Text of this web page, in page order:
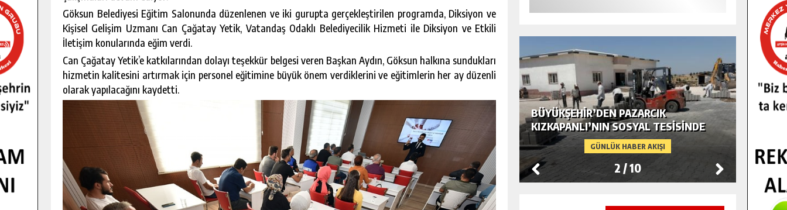
Göksun Belediyesi Eğitim Salonunda düzenlenen ve iki gurupta gerçekleştirilen programda, Diksiyon ve
Kişisel Gelişim Uzmanı Can Çağatay Yetik, Vatandaş Odaklı Belediyecilik Hizmeti ile Diksiyon ve Etkili
İletişim konularında eğim verdi.
Can Çağatay Yetik’e katkılarından dolayı teşekkür belgesi veren Başkan Aydın, Göksun halkına sundukları
hizmetin kalitesini artırmak için personel eğitimine büyük önem verdiklerini ve eğitimlerin her ay düzenli
olarak yapılacağını kaydetti.
GÜNLÜK HABER AKIŞI
GENÇLER PUSULA MARAŞ KAMPINDA
YENI MEDYA VE FOTOĞRAFÇILIĞI
KEŞFETTI.
GÜNLÜK HABER AKIŞI
GÖKSUN HAFIZLIK KIZ KUR’AN KURSU
ÖĞRENCILERINE DARENDE GEZISI.
GÜNLÜK HABER AKIŞI
BÜYÜKŞEHIR’DEN PAZARCIK
KIZKAPANLI’NIN SOSYAL TESISINDE
ÇEVRE DÜZENLEMESI.
2 /10